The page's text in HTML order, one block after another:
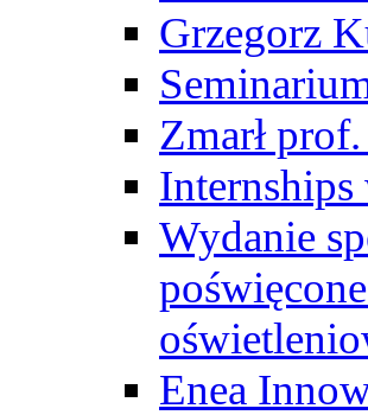
Grzegorz
Zmarł
Wydanie
Enea